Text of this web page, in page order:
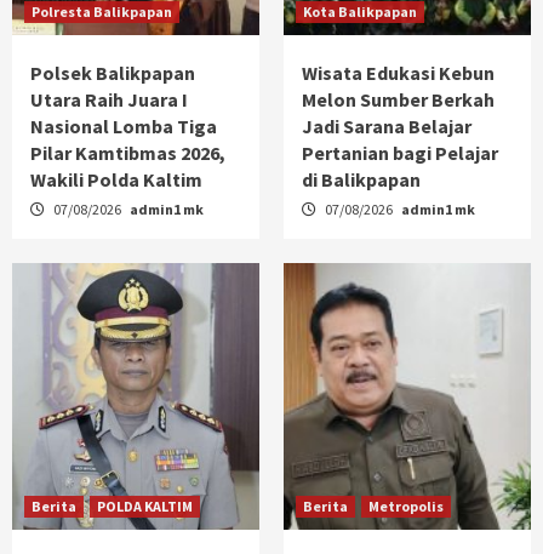
Polresta Balikpapan
Polsek Balikpapan
Utara Raih Juara I
Nasional Lomba Tiga
Pilar Kamtibmas 2026,
Wakili Polda Kaltim
07/08/2026 admin1 mk
Kota Balikpapan
Wisata Edukasi Kebun
Melon Sumber Berkah
Jadi Sarana Belajar
Pertanian bagi Pelajar
di Balikpapan
07/08/2026 admin1 mk
Berita POLDA KALTIM Berita Metropolis